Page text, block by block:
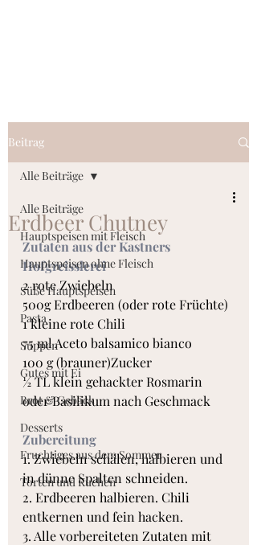
Beitrag
Alle Beiträge
Hauptspeisen mit Fleisch
Hauptspeisen ohne Fleisch
Süße Hauptspeisen
Pasta
Suppen
Gutes mit Ei
Brot & Gebäck
Desserts
Fruchtiges aus dem Sommer
Torten und Kuchen
Alle Beiträge
Erdbeer Chutney
Zutaten aus der Kastners
Hofgreisslerei
2 rote Zwiebeln
500g Erdbeeren (oder rote Früchte)
1 kleine rote Chili
75 ml Aceto balsamico bianco
100 g (brauner)Zucker
½ TL klein gehackter Rosmarin
oder Basilikum nach Geschmack
Zubereitung
1. Zwiebeln schälen, halbieren und
in dünne Spalten schneiden.
2. Erdbeeren halbieren. Chili
entkernen und fein hacken.
3. Alle vorbereiteten Zutaten mit